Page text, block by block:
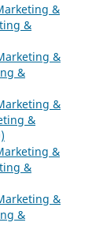
&
&
&
&
&
&
&
&
&
&